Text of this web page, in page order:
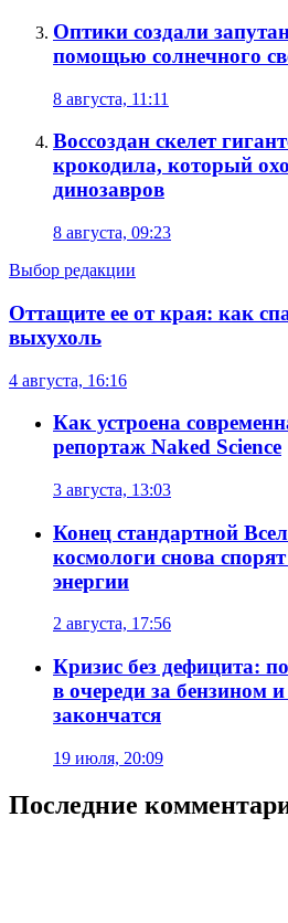
Оптики создали
помощью солнечного
8 августа, 11:11
Воссоздан скелет
крокодила, который
динозавров
8 августа, 09:23
Выбор редакции
Оттащите ее от края: как
выхухоль
4 августа, 16:16
Как устроена
репортаж Naked Science
3 августа, 13:03
Конец стандартной
космологи снова
энергии
2 августа, 17:56
Кризис без дефицита:
в очереди за бензином
закончатся
19 июля, 20:09
Последние